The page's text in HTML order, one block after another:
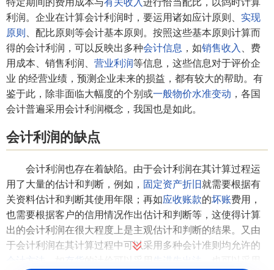
利润。企业在计算会计利润时，要运用诸如应计原则、 实现
原则
、配比原则等会计基本原则。按照这些基本原则计算而
得的会计利润，可以反映出多种会计信息 ，如销售收入
、费
用成本、销售利润、 营业利润等信息，这些信息对于评价企
业 的经营业绩，预测企业未来的损益，都有较大的帮助。有
鉴于此，除非面临大幅度的个别或一般物价水准变动 ，各国
会计普遍采用会计利润概念，我国也是如此。
会计利润的缺点
会计利润也存在着缺陷。由于会计利润在其计算过程运
用了大量的估计和判断，例如， 固定资产折旧 就需要根据有
关资料估计和判断其使用年限；再如应收账款的坏账费用，
也需要根据客户的信用情况作出估计和判断等，这使得计算
出的会计利润在很大程度上是主观估计和判断的结果。又由
于会计利润在其计算过程中可以采用多种会计准则均允许的